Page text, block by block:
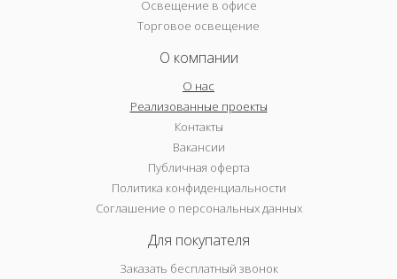
Освещение в офисе
Торговое освещение
О компании
О нас
Реализованные проекты
Контакты
Вакансии
Публичная оферта
Политика конфиденциальности
Соглашение о персональных данных
Для покупателя
Заказать бесплатный звонок